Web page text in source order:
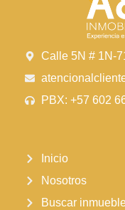
Calle 5N # 1N-
PBX: +57 602
Inicio
Nosotros
Buscar